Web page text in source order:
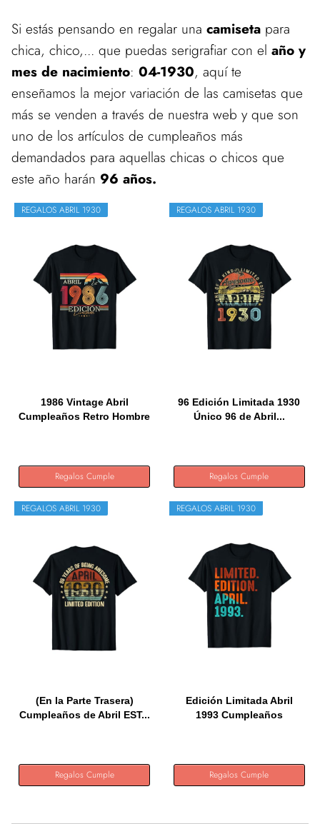
Si estás pensando en regalar una camiseta para
chica, chico,... que puedas serigrafiar con el año y
mes de nacimiento: 04-1930, aquí te
enseñamos la mejor variación de las camisetas que
más se venden a través de nuestra web y que son
uno de los artículos de cumpleaños más
demandados para aquellas chicas o chicos que
este año harán 96 años.
REGALOS ABRIL 1930
1986 Vintage Abril
Cumpleaños Retro Hombre
Regalos Cumple
REGALOS ABRIL 1930
96 Edición Limitada 1930
Único 96 de Abril...
Regalos Cumple
REGALOS ABRIL 1930
(En la Parte Trasera)
Cumpleaños de Abril EST...
Regalos Cumple
REGALOS ABRIL 1930
Edición Limitada Abril
1993 Cumpleaños
Regalos Cumple